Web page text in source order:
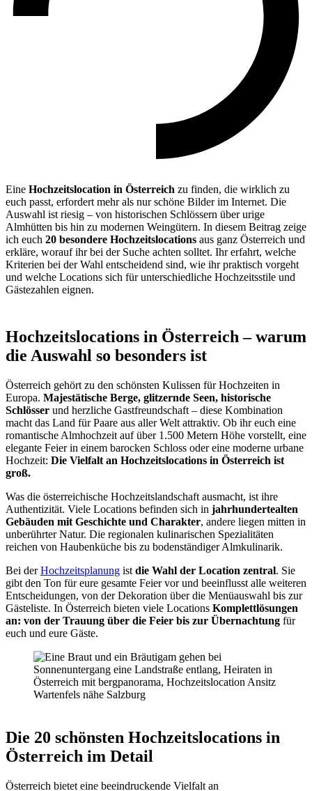
Eine Hochzeitslocation in Österreich zu finden, die wirklich zu
euch passt, erfordert mehr als nur schöne Bilder im Internet. Die
Auswahl ist riesig – von historischen Schlössern über urige
Almhütten bis hin zu modernen Weingütern. In diesem Beitrag zeige
ich euch 20 besondere Hochzeitslocations aus ganz Österreich und
erkläre, worauf ihr bei der Suche achten solltet. Ihr erfahrt, welche
Kriterien bei der Wahl entscheidend sind, wie ihr praktisch vorgeht
und welche Locations sich für unterschiedliche Hochzeitsstile und
Gästezahlen eignen.
Hochzeitslocations in Österreich – warum
die Auswahl so besonders ist
Österreich gehört zu den schönsten Kulissen für Hochzeiten in
Europa. Majestätische Berge, glitzernde Seen, historische
Schlösser und herzliche Gastfreundschaft – diese Kombination
macht das Land für Paare aus aller Welt attraktiv. Ob ihr euch eine
romantische Almhochzeit auf über 1.500 Metern Höhe vorstellt, eine
elegante Feier in einem barocken Schloss oder eine moderne urbane
Hochzeit: Die Vielfalt an Hochzeitslocations in Österreich ist
groß.
Was die österreichische Hochzeitslandschaft ausmacht, ist ihre
Authentizität. Viele Locations befinden sich in jahrhundertealten
Gebäuden mit Geschichte und Charakter, andere liegen mitten in
unberührter Natur. Die regionalen kulinarischen Spezialitäten
reichen von Haubenküche bis zu bodenständiger Almkulinarik.
Bei derHochzeitsplanung ist die Wahl der Location zentral. Sie
gibt den Ton für eure gesamte Feier vor und beeinflusst alle weiteren
Entscheidungen, von der Dekoration über die Menüauswahl bis zur
Gästeliste. In Österreich bieten viele Locations Komplettlösungen
an: von der Trauung über die Feier bis zur Übernachtung für
euch und eure Gäste.
Die 20 schönsten Hochzeitslocations in
Österreich im Detail
Österreich bietet eine beeindruckende Vielfalt an